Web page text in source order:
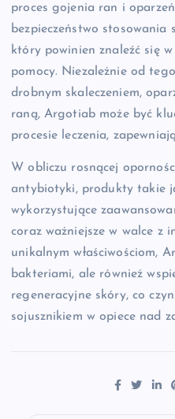
proces gojenia ran i
bezpieczeństwo
który powinien znaleźć się
pomocy. Niezależnie od
drobnym skaleczeniem,
raną, Argotiab może być
procesie leczenia,
W obliczu rosnącej
antybiotyki, produkty takie
wykorzystujące
coraz ważniejsze w walce z
unikalnym właściwościom,
bakteriami, ale również
regeneracyjne skóry, co
sojusznikiem w opiece nad